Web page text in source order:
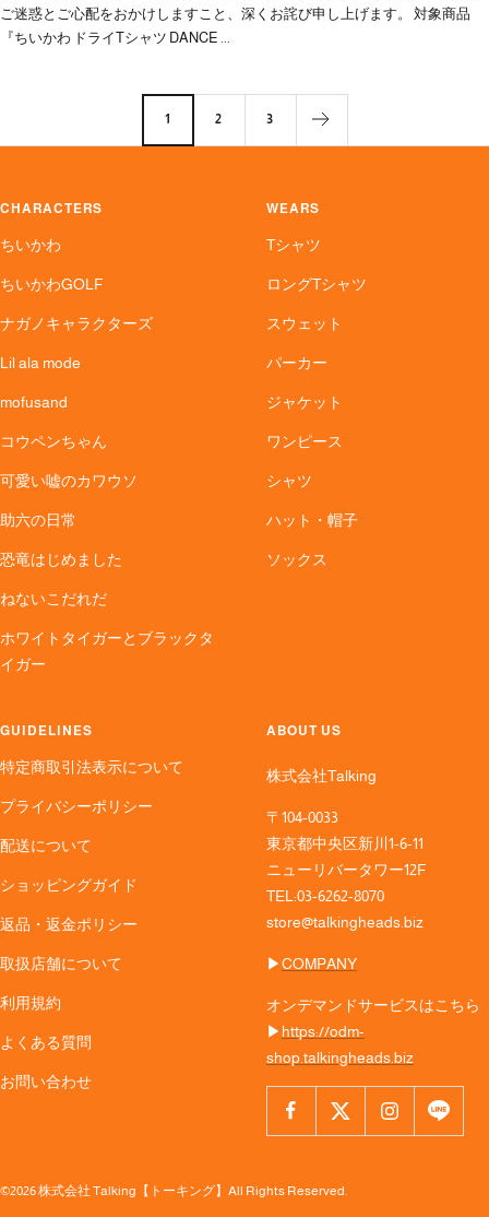
ご迷惑とご心配をおかけしますこと、深くお詫び申し上げます。 対象商品
『ちいかわ ドライTシャツ DANCE ...
1 2 3
CHARACTERS
ちいかわ
ちいかわGOLF
ナガノキャラクターズ
Lil ala mode
mofusand
コウペンちゃん
可愛い嘘のカワウソ
助六の日常
恐竜はじめました
ねないこだれだ
ホワイトタイガーとブラックタ
イガー
WEARS
Tシャツ
ロングTシャツ
スウェット
パーカー
ジャケット
ワンピース
シャツ
ハット・帽子
ソックス
GUIDELINES
特定商取引法表示について
プライバシーポリシー
配送について
ショッピングガイド
返品・返金ポリシー
取扱店舗について
利用規約
よくある質問
お問い合わせ
ABOUT US
株式会社Talking
〒104-0033
東京都中央区新川1-6-11
ニューリバータワー12F
TEL:03-6262-8070
store@talkingheads.biz
▶︎COMPANY
オンデマンドサービスはこちら
▶︎ https://odm-
shop.talkingheads.biz
©2026 株式会社 Talking【トーキング】All Rights Reserved.